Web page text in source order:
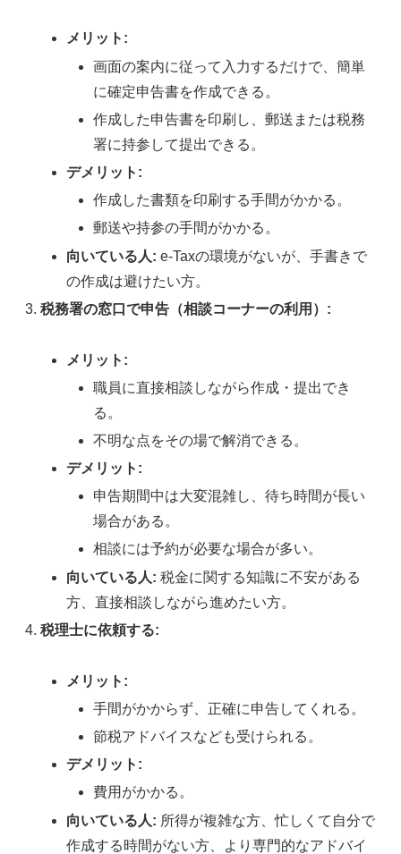
メリット:
画面の案内に従って入力するだけで、簡単
に確定申告書を作成できる。
作成した申告書を印刷し、郵送または税務
署に持参して提出できる。
デメリット:
作成した書類を印刷する手間がかかる。
郵送や持参の手間がかかる。
向いている人: e-Taxの環境がないが、手書きで
の作成は避けたい方。
税務署の窓口で申告（相談コーナーの利用）:
メリット:
職員に直接相談しながら作成・提出でき
る。
不明な点をその場で解消できる。
デメリット:
申告期間中は大変混雑し、待ち時間が長い
場合がある。
相談には予約が必要な場合が多い。
向いている人: 税金に関する知識に不安がある
方、直接相談しながら進めたい方。
税理士に依頼する:
メリット:
手間がかからず、正確に申告してくれる。
節税アドバイスなども受けられる。
デメリット:
費用がかかる。
向いている人: 所得が複雑な方、忙しくて自分で
作成する時間がない方、より専門的なアドバイ